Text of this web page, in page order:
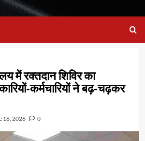
में रक्तदान शिविर का
कर्मचारियों ने बढ़-चढ़कर
16, 2026 0